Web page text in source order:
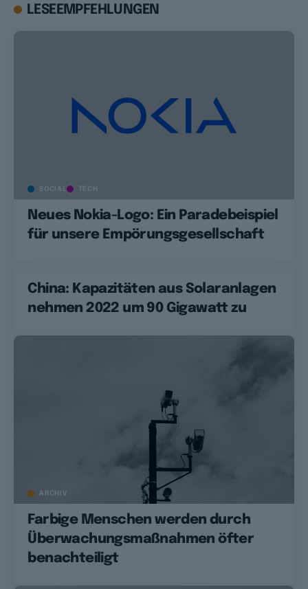
LESEEMPFEHLUNGEN
SOCIAL TECH
Neues Nokia-Logo: Ein Paradebeispiel
für unsere Empörungsgesellschaft
China: Kapazitäten aus Solaranlagen
nehmen 2022 um 90 Gigawatt zu
ARCHIV
Farbige Menschen werden durch
Überwachungsmaßnahmen öfter
benachteiligt